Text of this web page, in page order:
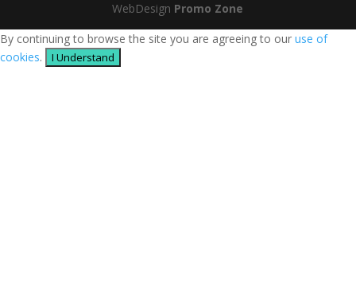
WebDesign Promo Zone
By continuing to browse the site you are agreeing to our use of
cookies. I Understand